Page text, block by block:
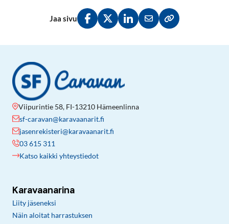
Jaa sivu
Jaa Facebookissa
Jaa Twitterissä
Jaa LinkedInissä
Jaa sähköpostitse
Kopioi linkki
Viipurintie 58, FI-13210 Hämeenlinna
sf-caravan@karavaanarit.fi
jasenrekisteri@karavaanarit.fi
03 615 311
Katso kaikki yhteystiedot
Karavaanarina
Liity jäseneksi
Näin aloitat harrastuksen